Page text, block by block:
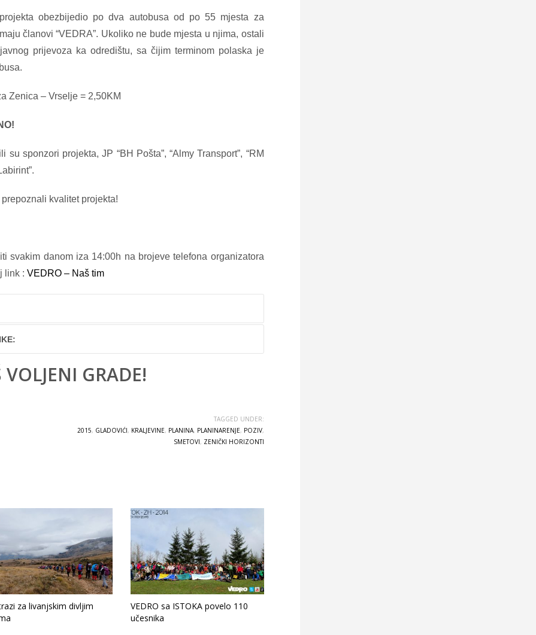
obezbijedio po dva autobusa od po 55 mjesta za
članovi “VEDRA”. Ukoliko ne bude mjesta u njima, ostali
prijevoza ka odredištu, sa čijim terminom polaska je
Zenica – Vrselje = 2,50KM
sponzori projekta, JP “BH Pošta”, “Almy Transport”, “RM
kvalitet projekta!
svakim danom iza 14:00h na brojeve telefona organizatora
link : VEDRO – Naš tim
GRADE!
TAGGED UNDER:
2015, GLADOVIĆI, KRALJEVINE, PLANINA, PLANINARENJE, POZIV,
SMETOVI, ZENIČKI HORIZONTI
za livanjskim divljim
VEDRO sa ISTOKA povelo 110
učesnika